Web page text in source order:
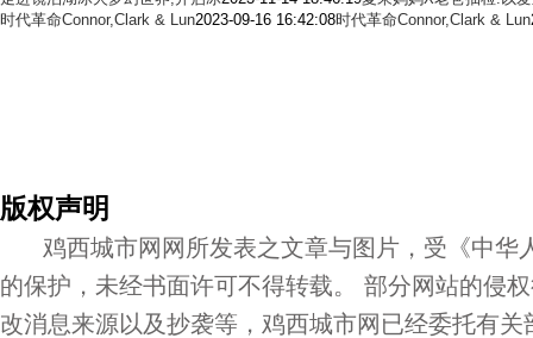
时代革命Connor,Clark & Lun2023-09-16 16:42:08时代革命Connor,Clark & Lun
版权声明
鸡西城市网网所发表之文章与图片，受《中华
的保护，未经书面许可不得转载。 部分网站的侵
改消息来源以及抄袭等，鸡西城市网已经委托有